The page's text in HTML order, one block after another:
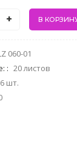
+
060-01
: 20 листов
6 шт.